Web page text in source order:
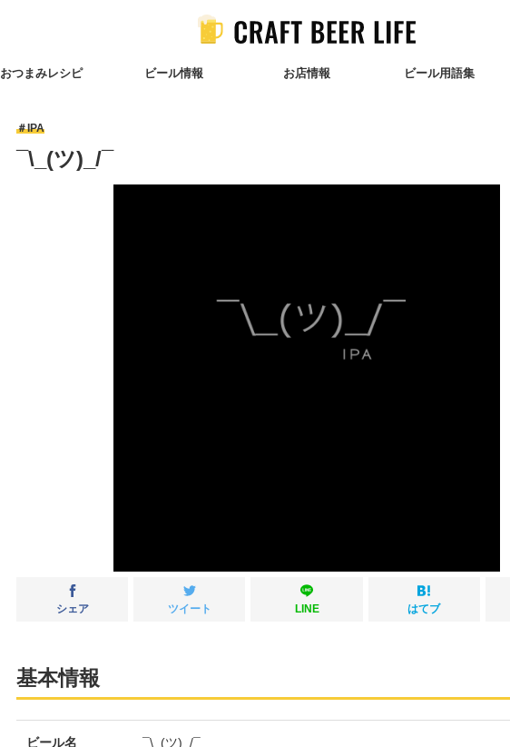
おつまみレシピ ビール情報 お店情報 ビール用語集
IPA
¯\_(ツ)_/¯
シェア ツイート LINE はてブ
基本情報
ビール名 ¯\_(ツ)_/¯